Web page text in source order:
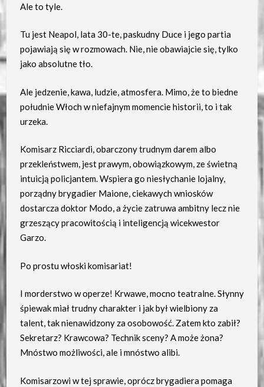
Ale to tyle.
Tu jest Neapol, lata 30-te, paskudny Duce i jego partia
pojawiają się w rozmowach. Nie, nie obawiajcie się, tylko
jako absolutne tło.
Ale jedzenie, kawa, ludzie, atmosfera. Mimo, że to biedne
południe Włoch w niefajnym momencie historii, to i tak
urzeka.
Komisarz Ricciardi, obarczony trudnym darem albo
przekleństwem, jest prawym, obowiązkowym, ze świetną
intuicją policjantem. Wspiera go niesłychanie lojalny,
porządny brygadier Maione, ciekawych wniosków
dostarcza doktor Modo, a życie zatruwa ambitny lecz nie
grzeszący pracowitością i inteligencją wicekwestor
Garzo.
Po prostu włoski komisariat!
I morderstwo w operze! Krwawe, mocno teatralne. Słynny
śpiewak miał trudny charakter i jak był wielbiony za
talent, tak nienawidzony za osobowość. Zatem kto zabił?
Sekretarz? Krawcowa? Technik sceny? A może żona?
Mnóstwo możliwości, ale i mnóstwo alibi.
Komisarzowi w tej sprawie, oprócz brygadiera pomaga